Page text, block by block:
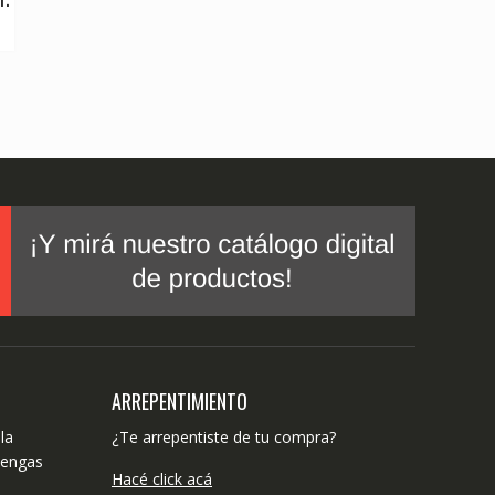
ARREPENTIMIENTO
¿Te arrepentiste de tu compra?
Hacé click acá